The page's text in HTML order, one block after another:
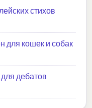
стихов
для кошек и собак
дебатов